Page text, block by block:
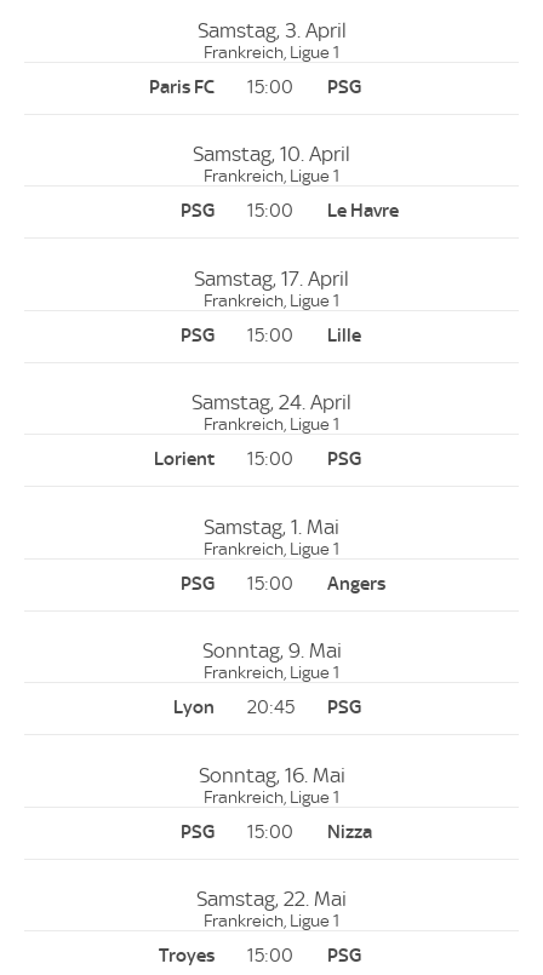
Samstag, 3. April
Frankreich, Ligue 1
15:00
Samstag, 10. April
Frankreich, Ligue 1
15:00
Samstag, 17. April
Frankreich, Ligue 1
15:00
Samstag, 24. April
Frankreich, Ligue 1
15:00
Samstag, 1. Mai
Frankreich, Ligue 1
15:00
Sonntag, 9. Mai
Frankreich, Ligue 1
20:45
Sonntag, 16. Mai
Frankreich, Ligue 1
15:00
Samstag, 22. Mai
Frankreich, Ligue 1
15:00